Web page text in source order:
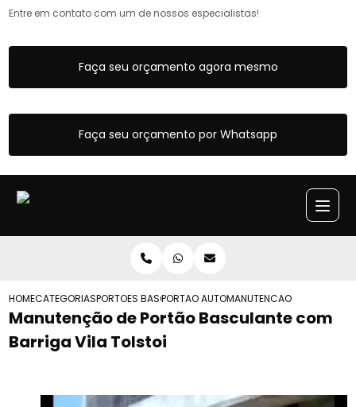
Entre em contato com um de nossos especialistas!
Faça seu orçamento agora mesmo
Faça seu orçamento por Whatsapp
HOMECATEGORIASPORTOES BASCULANTESPORTAO AUTOMATICO BASCULANTE
MANUTENCAO DE PORTAO
Manutenção de Portão Basculante com
Barriga Vila Tolstoi